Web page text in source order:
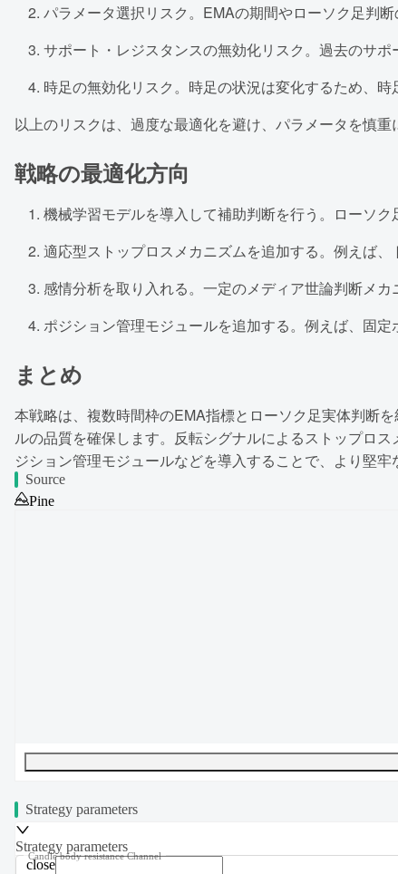
パラメータ選択リスク。EMAの期間やローソク足判
サポート・レジスタンスの無効化リスク。過去のサ
時足の無効化リスク。時足の状況は変化するため、時
以上のリスクは、過度な最適化を避け、パラメータを慎
戦略の最適化方向
機械学習モデルを導入して補助判断を行う。ローソ
適応型ストップロスメカニズムを追加する。例えば
感情分析を取り入れる。一定のメディア世論判断メ
ポジション管理モジュールを追加する。例えば、固
まとめ
本戦略は、複数時間枠のEMA指標とローソク足実体判断
ルの品質を確保します。反転シグナルによるストップロ
ジション管理モジュールなどを導入することで、より堅牢
Source
Pine
UTF-8437 bytes57 words0 linesLn 1,Col 0
Strategy parameters
Strategy parameters
close
Candle body resistance Channel